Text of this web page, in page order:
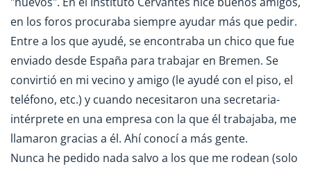
en los foros procuraba siempre ayudar más que pedir.
Entre a los que ayudé, se encontraba un chico que fue
enviado desde España para trabajar en Bremen. Se
convirtió en mi vecino y amigo (le ayudé con el piso, el
teléfono, etc.) y cuando necesitaron una secretaria-
intérprete en una empresa con la que él trabajaba, me
llamaron gracias a él. Ahí conocí a más gente.
Nunca he pedido nada salvo a los que me rodean (solo